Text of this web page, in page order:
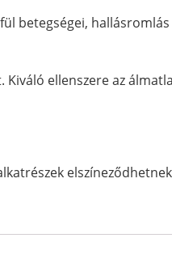
betegségei, hallásromlás
ellenszere az